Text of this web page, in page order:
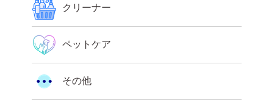
クリーナー
ペットケア
その他